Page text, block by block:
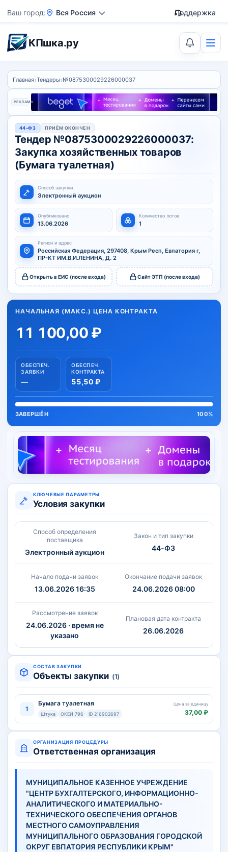
Ваш город Вся Россия Поддержка
КПшка.ру
Главная›Тендеры›№0875300029226000037
РЕКЛАМА
44-ФЗ ПРИЁМ ОКОНЧЕН
Тендер №0875300029226000037:
Закупка хозяйственных товаров
(Бумага туалетная)
Способ закупки
Электронный аукцион
Опубликовано
13.06.2026
Количество лотов
1
Регион и адрес
Российская Федерация, 297408, Крым Респ, Евпатория г,
ПР-КТ ИМ.В.И.ЛЕНИНА, Д. 2
Открыть в ЕИС (после входа) Сайт ЭТП (после входа)
НАЧАЛЬНАЯ (МАКС.) ЦЕНА КОНТРАКТА
11 100,00 ₽
ОБЕСПЕЧ.
ЗАЯВКИ
—
ОБЕСПЕЧ.
КОНТРАКТА
55,50 ₽
ЗАВЕРШЁН 100%
КЛЮЧЕВЫЕ ПАРАМЕТРЫ
Условия закупки
Способ определения
поставщика
Электронный аукцион
Закон и тип закупки
44-ФЗ
Начало подачи заявок
13.06.2026 16:35
Окончание подачи заявок
24.06.2026 08:00
Рассмотрение заявок
24.06.2026 · время не
указано
Плановая дата контракта
26.06.2026
СОСТАВ ЗАКУПКИ
Объекты закупки (1)
1
Бумага туалетная
Штука ОКЕИ 796 ID 216902697
Цена за единицу
37,00 ₽
ОРГАНИЗАЦИЯ ПРОЦЕДУРЫ
Ответственная организация
МУНИЦИПАЛЬНОЕ КАЗЕННОЕ УЧРЕЖДЕНИЕ
"ЦЕНТР БУХГАЛТЕРСКОГО, ИНФОРМАЦИОННО-
АНАЛИТИЧЕСКОГО И МАТЕРИАЛЬНО-
ТЕХНИЧЕСКОГО ОБЕСПЕЧЕНИЯ ОРГАНОВ
МЕСТНОГО САМОУПРАВЛЕНИЯ
МУНИЦИПАЛЬНОГО ОБРАЗОВАНИЯ ГОРОДСКОЙ
ОКРУГ ЕВПАТОРИЯ РЕСПУБЛИКИ КРЫМ"